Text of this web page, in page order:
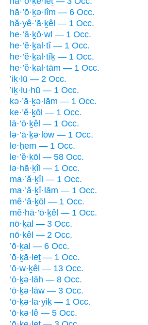
hā·’ō·ḵə·lîm — 6 Occ.
hă·yê·’ā·ḵêl — 1 Occ.
he·’ā·ḵō·wl — 1 Occ.
he·’ĕ·ḵal·tî — 1 Occ.
he·’ĕ·ḵal·tîḵ — 1 Occ.
he·’ĕ·ḵal·tām — 1 Occ.
’iḵ·lū — 2 Occ.
’iḵ·lu·hū — 1 Occ.
kə·’ā·ḵə·lām — 1 Occ.
ke·’ĕ·ḵōl — 1 Occ.
lā·’ō·ḵêl — 1 Occ.
lə·’ā·ḵə·lōw — 1 Occ.
le·ḥem — 1 Occ.
le·’ĕ·ḵōl — 58 Occ.
lə·hā·ḵîl — 1 Occ.
ma·’ă·ḵîl — 1 Occ.
ma·’ă·ḵî·lām — 1 Occ.
mê·’ă·ḵōl — 1 Occ.
mê·hā·’ō·ḵêl — 1 Occ.
nō·ḵal — 3 Occ.
nō·ḵêl — 2 Occ.
’ō·ḵal — 6 Occ.
’ō·ḵā·leṯ — 1 Occ.
’ō·w·ḵêl — 13 Occ.
’ō·ḵə·lāh — 8 Occ.
’ō·ḵə·lāw — 3 Occ.
’ō·ḵə·la·yiḵ — 1 Occ.
’ō·ḵə·lê — 5 Occ.